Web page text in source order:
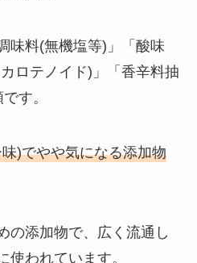
味料(無機塩等)」「酸味
ロテノイド)」「香辛料抽
す。
)でやや気になる添加物
の添加物で、広く流通し
使われています。